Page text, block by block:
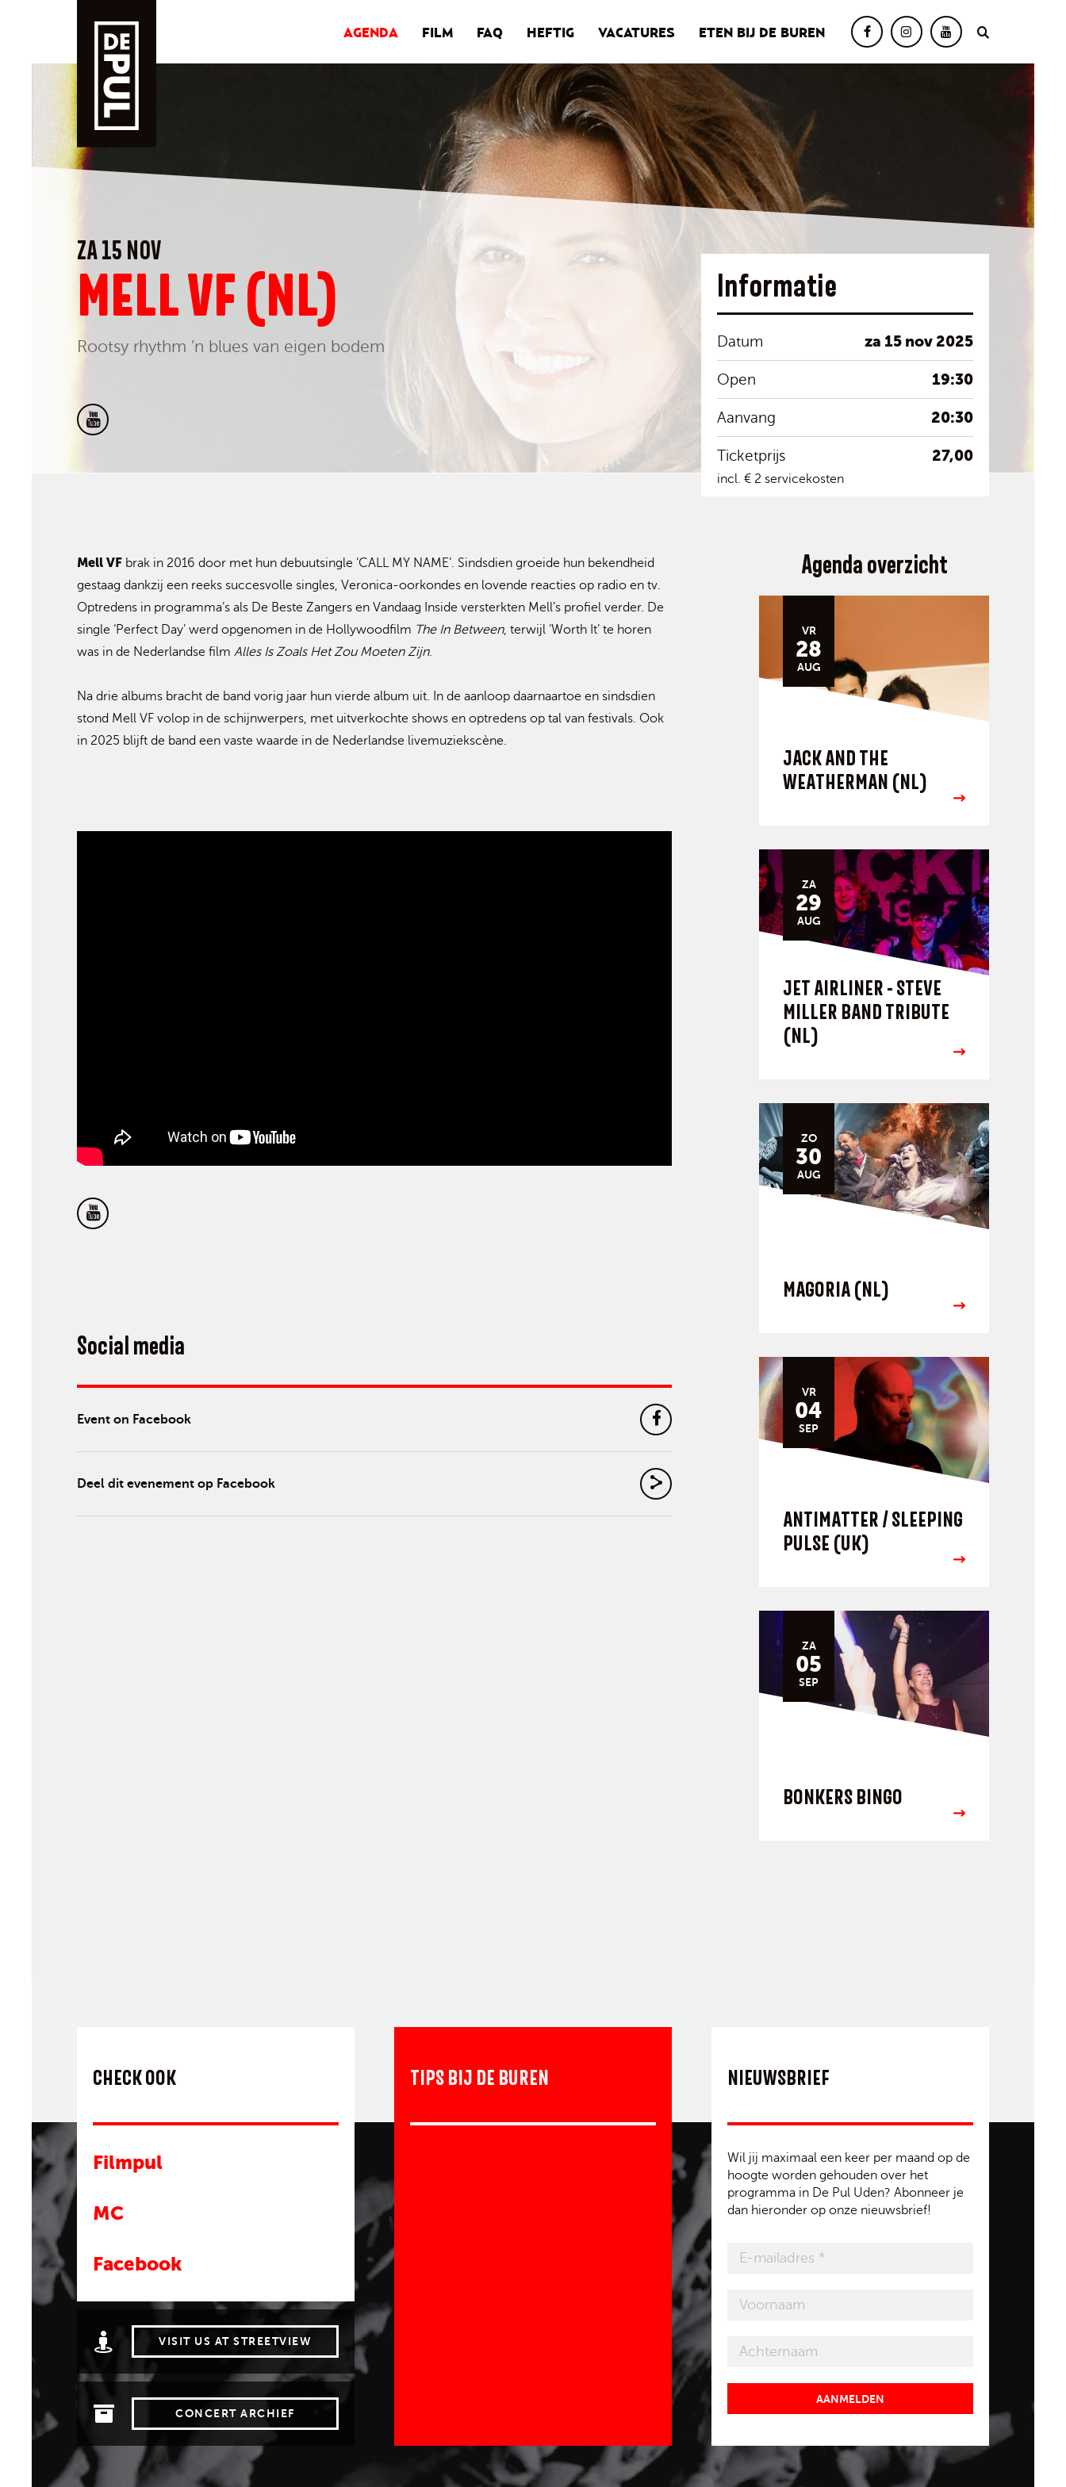
AGENDA FILM FAQ HEFTIG VACATURES ETEN BIJ DE BUREN
ZA 15 NOV
MELL VF (NL)
Rootsy rhythm ’n blues van eigen bodem
Informatie
Datum za 15 nov 2025
Open 19:30
Aanvang 20:30
Ticketprijs 27,00
incl. € 2 servicekosten
Mell VF brak in 2016 door met hun debuutsingle ‘CALL MY NAME’. Sindsdien groeide hun bekendheid
gestaag dankzij een reeks succesvolle singles, Veronica-oorkondes en lovende reacties op radio en tv.
Optredens in programma’s als De Beste Zangers en Vandaag Inside versterkten Mell’s profiel verder. De
single ‘Perfect Day’ werd opgenomen in de Hollywoodfilm The In Between, terwijl ‘Worth It’ te horen
was in de Nederlandse film Alles Is Zoals Het Zou Moeten Zijn.
Na drie albums bracht de band vorig jaar hun vierde album uit. In de aanloop daarnaartoe en sindsdien
stond Mell VF volop in de schijnwerpers, met uitverkochte shows en optredens op tal van festivals. Ook
in 2025 blijft de band een vaste waarde in de Nederlandse livemuziekscène.
Social media
Event on Facebook
Deel dit evenement op Facebook
Agenda overzicht
VR
28
AUG
JACK AND THE
WEATHERMAN (NL)
ZA
29
AUG
JET AIRLINER - STEVE
MILLER BAND TRIBUTE
(NL)
ZO
30
AUG
MAGORIA (NL)
VR
04
SEP
ANTIMATTER / SLEEPING
PULSE (UK)
ZA
05
SEP
BONKERS BINGO
CHECK OOK
Filmpul
MC
Facebook
VISIT US AT STREETVIEW
CONCERT ARCHIEF
TIPS BIJ DE BUREN NIEUWSBRIEF
Wil jij maximaal een keer per maand op de
hoogte worden gehouden over het
programma in De Pul Uden? Abonneer je
dan hieronder op onze nieuwsbrief!
AANMELDEN